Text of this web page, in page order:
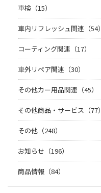
車検（15）
車内リフレッシュ関連（54）
コーティング関連（17）
車外リペア関連（30）
その他カー用品関連（45）
その他商品・サービス（77）
その他（248）
お知らせ（196）
商品情報（84）